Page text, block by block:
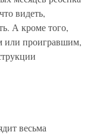
видеть,
А кроме того,
или проигравшим,
весьма